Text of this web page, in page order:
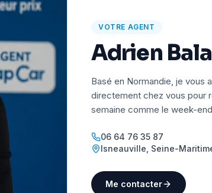
VOTRE AGENT
Adrien
Basé en Normandie, je vous
directement chez vous pour
semaine comme le week-
06 64 76 35 87
Isneauville Seine-
Me contacter